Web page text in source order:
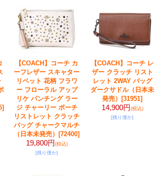
【COACH】コーチ カ
ーフレザー スキャター
リベット 花柄 フラワ
ー フローラル アップ
リケ パンチング ラー
ジ チャーリー ポーチ
リストレット クラッチ
バッグ チャークマルチ
（日本未発売）
[72400]
19,800円(税込)
[残り僅か]
【COACH】コーチ レ
ザー クラッチ リスト
レット 2WAY バッグ
ダークサドル（日本未
発売）
[31951]
14,900円(税込)
[残り僅か]